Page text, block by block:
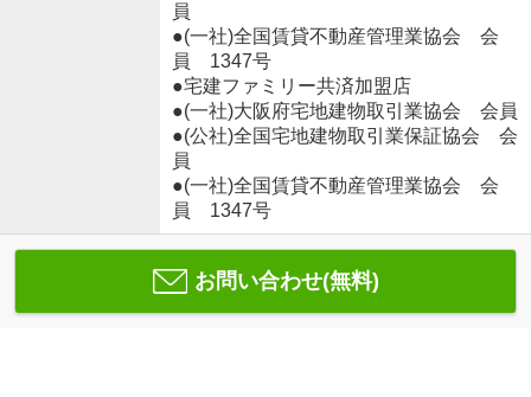
員
●(一社)全国賃貸不動産管理業協会 会
員 1347号
●宅建ファミリー共済加盟店
●(一社)大阪府宅地建物取引業協会 会員
●(公社)全国宅地建物取引業保証協会 会
員
●(一社)全国賃貸不動産管理業協会 会
員 1347号
お問い合わせ(無料)